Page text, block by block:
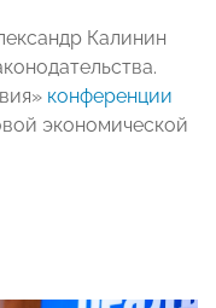
Калинин
конференции
экономической